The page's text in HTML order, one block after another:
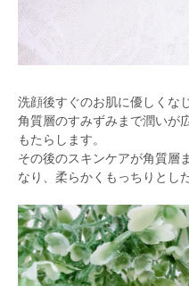
洗顔後すぐのお肌に優しくな
角質層のすみずみまで潤いが
もたらします。
その後のスキンケアが角質層
なり、柔らかくもっちりとし